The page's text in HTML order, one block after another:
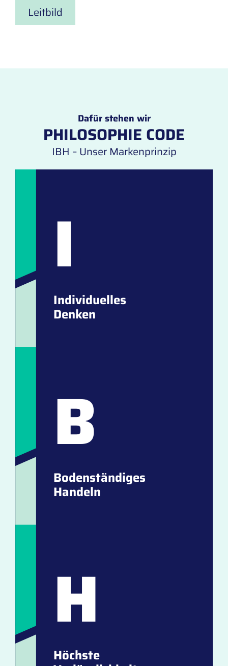
Leitbild
Dafür stehen wir
PHILOSOPHIE CODE
IBH – Unser Markenprinzip
I
Individuelles
Denken
B
Bodenständiges
Handeln
H
Höchste